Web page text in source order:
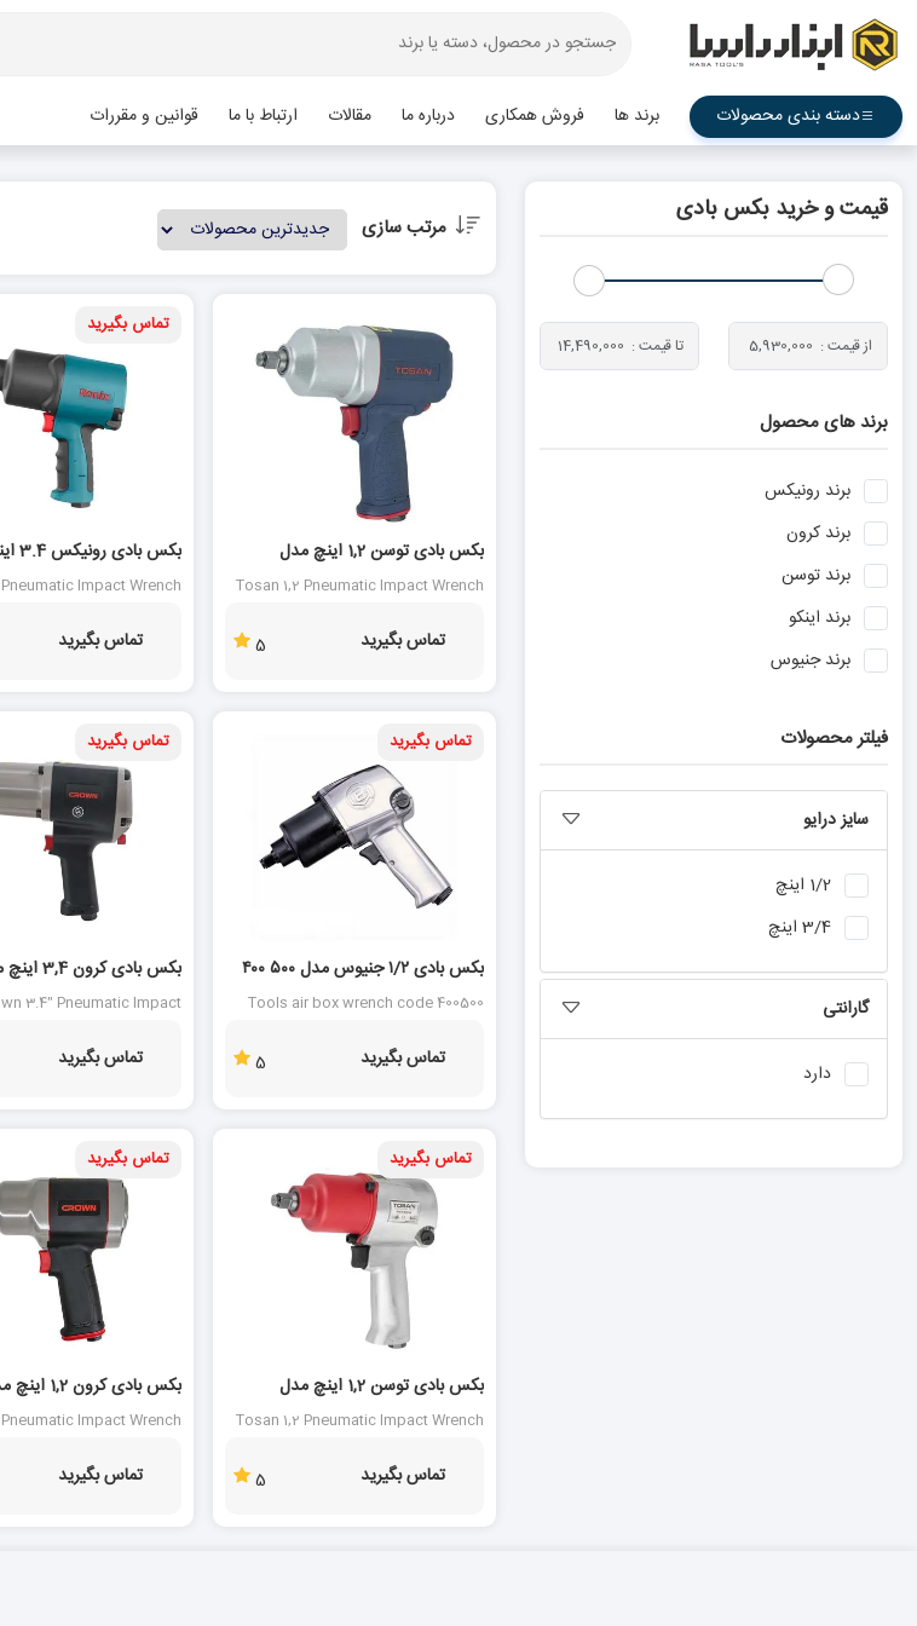
دسته بندی محصولات برند ها فروش همکاری درباره ما مقالات ارتباط با ما قوانین و مقررات
مرتب سازی
بکس بادی توسن 1,2 اینچ مدل
P0980IW
Tosan 1,2 Pneumatic Impact Wrench
تماس بگیرید 5
تماس بگیرید
بکس
RA-1211
Impact Wrench
تماس بگیرید
تماس بگیرید
بکس بادی ۱/۲ جنیوس مدل ۵۰۰ ۴۰۰
Tools air box wrench code 400500
تماس بگیرید 5
تماس بگیرید
بکس بادی
CT38114
3.4" Pneumatic Impact
تماس بگیرید
تماس بگیرید
5 %
بکس بادی توسن 1,2 اینچ مدل
P0760IW
Tosan 1,2 Pneumatic Impact Wrench
تماس بگیرید 5
تماس بگیرید
بکس بادی کرون
CT38115
Pneumatic Impact Wrench
تماس بگیرید
قیمت و خرید بکس بادی
برند های محصول
برند رونیکس
برند کرون
برند توسن
برند اینکو
برندجنیوس
فیلتر محصولات
سایز درایو
گارانتی
دارد